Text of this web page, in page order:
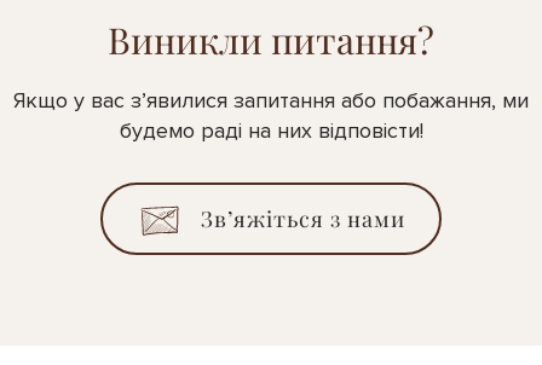
Виникли питання?
Якщо у вас з’явилися запитання або побажання, ми
будемо раді на них відповісти!
Зв’яжіться з нами